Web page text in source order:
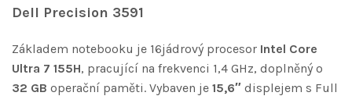
Dell Precision 3591
Základem notebooku je 16jádrový procesor Intel Core
Ultra 7 155H, pracující na frekvenci 1,4 GHz, doplněný o
32 GB operační paměti. Vybaven je 15,6″ displejem s Full